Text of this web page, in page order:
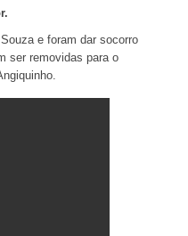
e foram dar socorro
ser removidas para o